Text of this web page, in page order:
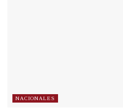
NACIONALES